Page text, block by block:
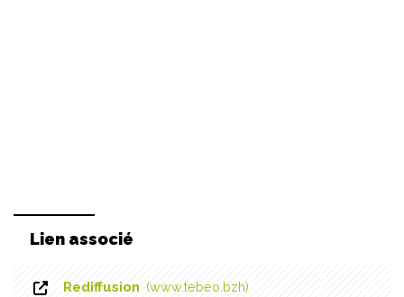
Lien associé
Rediffusion www.tebeo.bzh